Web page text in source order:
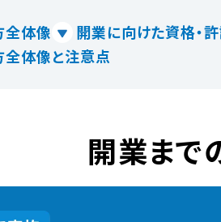
全体像 開業に向けた資格・
体像と注意点
開業まで